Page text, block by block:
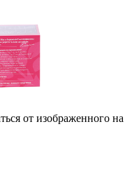
от изображенного на